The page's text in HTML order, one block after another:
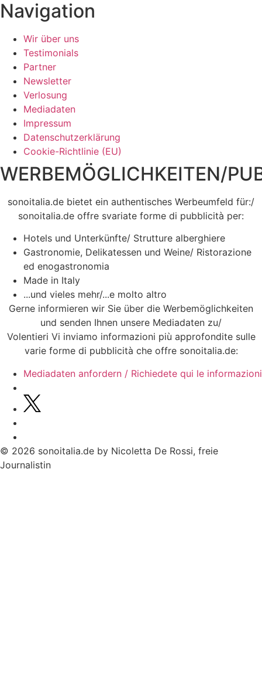
Navigation
Wir über uns
Testimonials
Partner
Newsletter
Verlosung
Mediadaten
Impressum
Datenschutzerklärung
Cookie-Richtlinie (EU)
WERBEMÖGLICHKEITEN/
sonoitalia.de bietet ein authentisches Werbeumfeld für:/
sonoitalia.de offre svariate forme di pubblicità per:
Hotels und Unterkünfte/ Strutture alberghiere
Gastronomie, Delikatessen und Weine/ Ristorazione
ed enogastronomia
Made in Italy
...und vieles mehr/...e molto altro
Gerne informieren wir Sie über die Werbemöglichkeiten
und senden Ihnen unsere Mediadaten zu/
Volentieri Vi inviamo informazioni più approfondite sulle
varie forme di pubblicità che offre sonoitalia.de:
Mediadaten anfordern / Richiedete qui le informazioni
© 2026 sonoitalia.de by Nicoletta De Rossi, freie
Journalistin